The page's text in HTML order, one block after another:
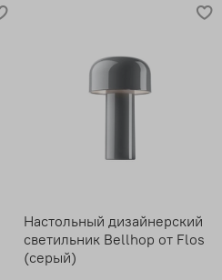
Настольный дизайнерский
светильник Bellhop от Flos
(серый)